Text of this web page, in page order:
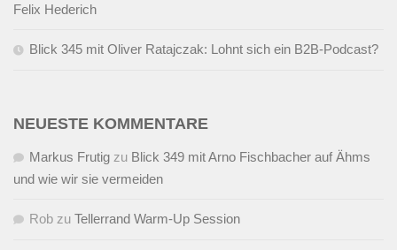
Felix Hederich
Blick 345 mit Oliver Ratajczak: Lohnt sich ein B2B-Podcast?
NEUESTE KOMMENTARE
Markus Frutig zu Blick 349 mit Arno Fischbacher auf Ähms
und wie wir sie vermeiden
Rob zu Tellerrand Warm-Up Session